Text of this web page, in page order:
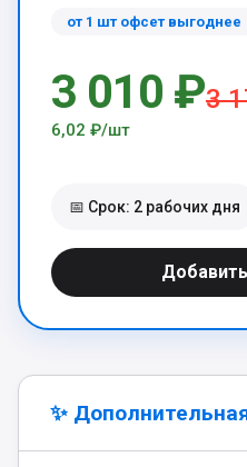
от 1 шт офсет выгоднее
3 010 ₽3
6,02 ₽/шт
📅 Срок: 2 рабочих дня
✨